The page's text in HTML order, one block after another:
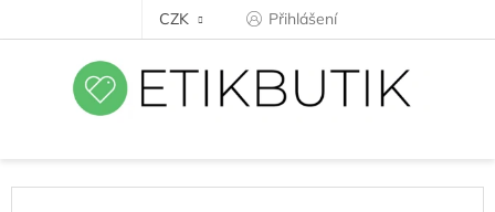
CZK Přihlášení